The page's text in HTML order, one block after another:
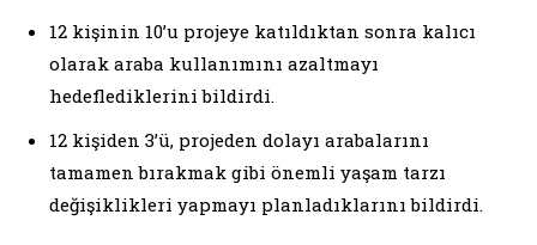
12 kişinin 10’u projeye katıldıktan sonra kalıcı
olarak araba kullanımını azaltmayı
hedeflediklerini bildirdi.
12 kişiden 3’ü, projeden dolayı arabalarını
tamamen bırakmak gibi önemli yaşam tarzı
değişiklikleri yapmayı planladıklarını bildirdi.